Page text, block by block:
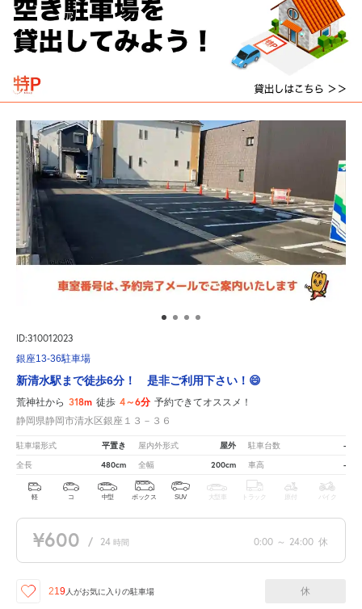
ID:310012023
銀座13-36駐車場
新清水駅まで徒歩6分！ 是非ご利用下さい！😄
荒神社から 318m 徒歩 4～6分 予約できてオススメ！
静岡県静岡市清水区銀座１３－３６
駐車場形式 平置き 屋内外形式 屋外 駐車台数 -
全長 480cm 全幅 200cm 車高 -
軽 コ 中型 ボックス SUV 大型車 トラック 原付 バイク
¥600 / 24 時間 0:00 ～ 24:00 休
219人がお気に入りの駐車場 休